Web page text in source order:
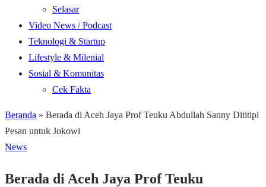
Selasar
Video News / Podcast
Teknologi & Startup
Lifestyle & Milenial
Sosial & Komunitas
Cek Fakta
Beranda » Berada di Aceh Jaya Prof Teuku Abdullah Sanny Dititipi
Pesan untuk Jokowi
News
Berada di Aceh Jaya Prof Teuku